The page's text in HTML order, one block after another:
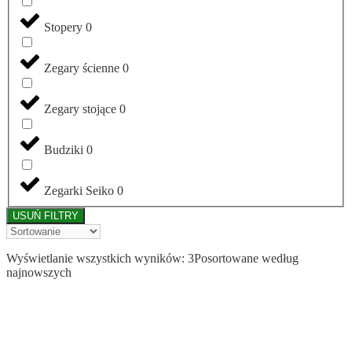
Stopery 0
Zegary ścienne 0
Zegary stojące 0
Budziki 0
Zegarki Seiko 0
USUŃ FILTRY
Wyświetlanie wszystkich wyników: 3Posortowane według
najnowszych